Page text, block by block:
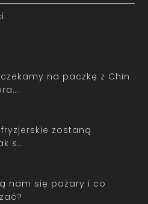
na paczkę z Chin
zostaną
s…
nam się pożary i co